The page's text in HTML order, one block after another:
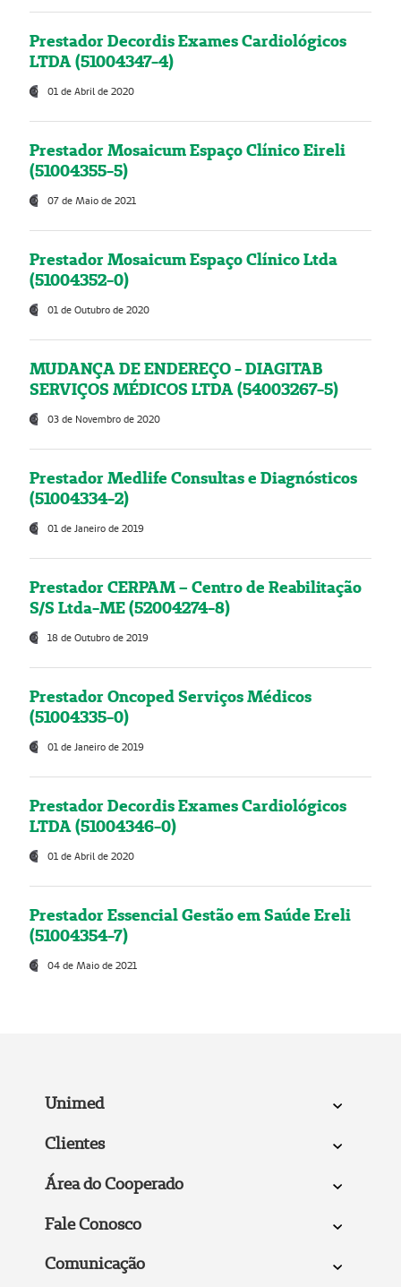
Prestador Decordis Exames Cardiológicos
LTDA (51004347-4)
01 de Abril de 2020
Prestador Mosaicum Espaço Clínico Eireli
(51004355-5)
07 de Maio de 2021
Prestador Mosaicum Espaço Clínico Ltda
(51004352-0)
01 de Outubro de 2020
MUDANÇA DE ENDEREÇO - DIAGITAB
SERVIÇOS MÉDICOS LTDA (54003267-5)
03 de Novembro de 2020
Prestador Medlife Consultas e Diagnósticos
(51004334-2)
01 de Janeiro de 2019
Prestador CERPAM – Centro de Reabilitação
S/S Ltda-ME (52004274-8)
18 de Outubro de 2019
Prestador Oncoped Serviços Médicos
(51004335-0)
01 de Janeiro de 2019
Prestador Decordis Exames Cardiológicos
LTDA (51004346-0)
01 de Abril de 2020
Prestador Essencial Gestão em Saúde Ereli
(51004354-7)
04 de Maio de 2021
Unimed
Clientes
Área do Cooperado
Fale Conosco
Comunicação